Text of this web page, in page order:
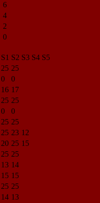
6
4
2
0
S1 S2 S3 S4 S5
25 25
0
0
16 17
25 25
0
0
25 25
25 23 12
20 25 15
25 25
13 14
15 15
25 25
14 13